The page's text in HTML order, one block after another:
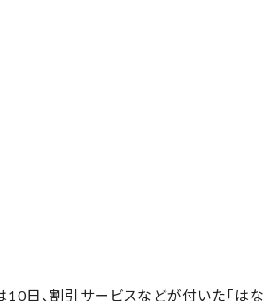
日、割引サービスなどが付いた「はな